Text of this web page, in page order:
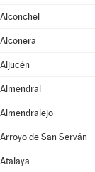
Alconchel
Alconera
Aljucén
Almendral
Almendralejo
Arroyo de San Serván
Atalaya